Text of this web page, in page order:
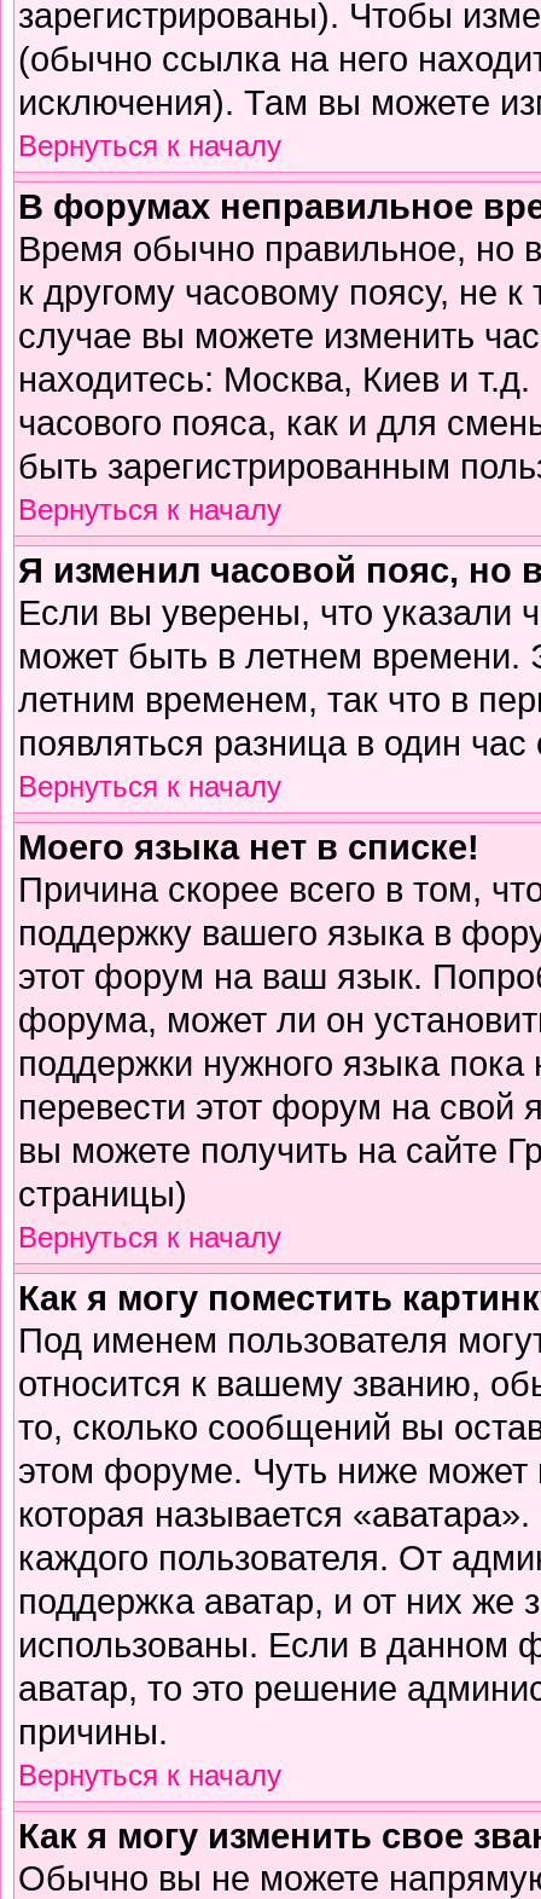
зарегистрированы). Чтобы
(обычно ссылка на него
исключения). Там вы можете
Вернуться к началу
В форумах неправильное
Время обычно правильное, но
к другому часовому поясу, не
случае вы можете изменить
находитесь: Москва, Киев и
часового пояса, как и для
быть зарегистрированным
Вернуться к началу
Я изменил часовой пояс, но
Если вы уверены, что указали
может быть в летнем времени.
летним временем, так что в
появляться разница в один
Вернуться к началу
Моего языка нет в списке!
Причина скорее всего в том,
поддержку вашего языка в
этот форум на ваш язык.
форума, может ли он
поддержки нужного языка
перевести этот форум на
вы можете получить на сайте
страницы)
Вернуться к началу
Как я могу поместить
Под именем пользователя
относится к вашему званию,
то, сколько сообщений вы
этом форуме. Чуть ниже может
которая называется
каждого пользователя. От
поддержка аватар, и от них же
использованы. Если в данном
аватар, то это решение
причины.
Вернуться к началу
Как я могу изменить свое
Обычно вы не можете